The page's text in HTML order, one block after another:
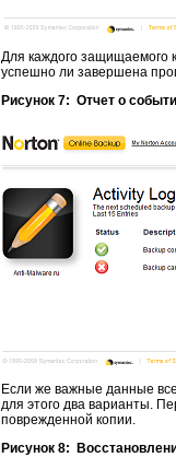
Для каждого защищаемого
успешно ли завершена
Рисунок 7: Отчет о
Если же важные данные
для этого два варианты.
поврежденной копии.
Рисунок 8: